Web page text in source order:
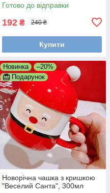
Готово до відправки
192 ₴ 240 ₴
Купити
Новинка
–20%
Подарунок
Новорічна чашка з кришкою
"Веселий Санта", 300мл